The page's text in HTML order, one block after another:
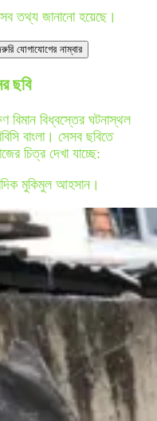
তথ্য জানানো হয়েছে।
যোগাযোগের নাম্বার
ছবি
বিমান বিধ্বস্তের ঘটনাস্থল
বাংলা। সেসব ছবিতে
চিত্র দেখা যাচ্ছে:
মুকিমুল আহসান।